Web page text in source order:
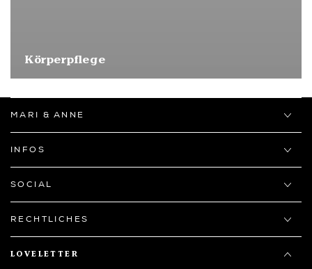
Körperpflege
MARI & ANNE
INFOS
SOCIAL
RECHTLICHES
LOVELETTER